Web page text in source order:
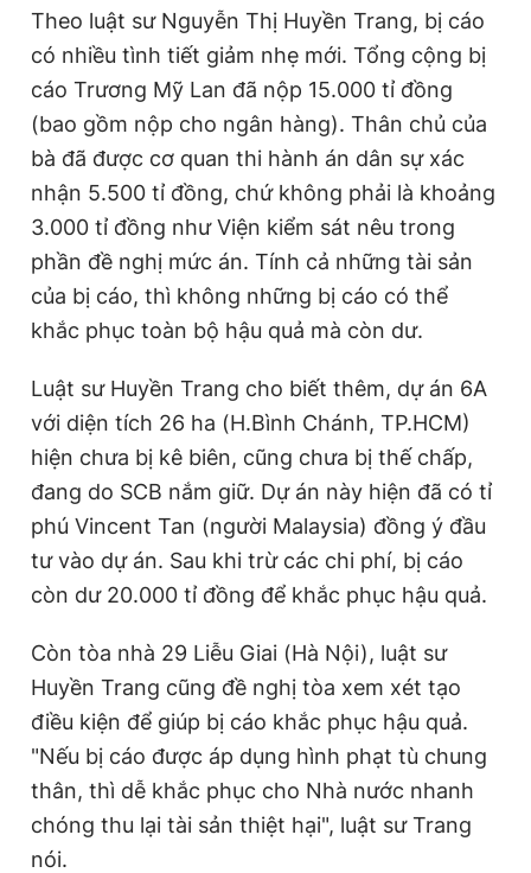
Theo luật sư Nguyễn Thị Huyền Trang, bị cáo
có nhiều tình tiết giảm nhẹ mới. Tổng cộng bị
cáo Trương Mỹ Lan đã nộp 15.000 tỉ đồng
(bao gồm nộp cho ngân hàng). Thân chủ của
bà đã được cơ quan thi hành án dân sự xác
nhận 5.500 tỉ đồng, chứ không phải là khoảng
3.000 tỉ đồng như Viện kiểm sát nêu trong
phần đề nghị mức án. Tính cả những tài sản
của bị cáo, thì không những bị cáo có thể
khắc phục toàn bộ hậu quả mà còn dư.
Luật sư Huyền Trang cho biết thêm, dự án 6A
với diện tích 26 ha (H.Bình Chánh, TP.HCM)
hiện chưa bị kê biên, cũng chưa bị thế chấp,
đang do SCB nắm giữ. Dự án này hiện đã có tỉ
phú Vincent Tan (người Malaysia) đồng ý đầu
tư vào dự án. Sau khi trừ các chi phí, bị cáo
còn dư 20.000 tỉ đồng để khắc phục hậu quả.
Còn tòa nhà 29 Liễu Giai (Hà Nội), luật sư
Huyền Trang cũng đề nghị tòa xem xét tạo
điều kiện để giúp bị cáo khắc phục hậu quả.
"Nếu bị cáo được áp dụng hình phạt tù chung
thân, thì dễ khắc phục cho Nhà nước nhanh
chóng thu lại tài sản thiệt hại", luật sư Trang
nói.